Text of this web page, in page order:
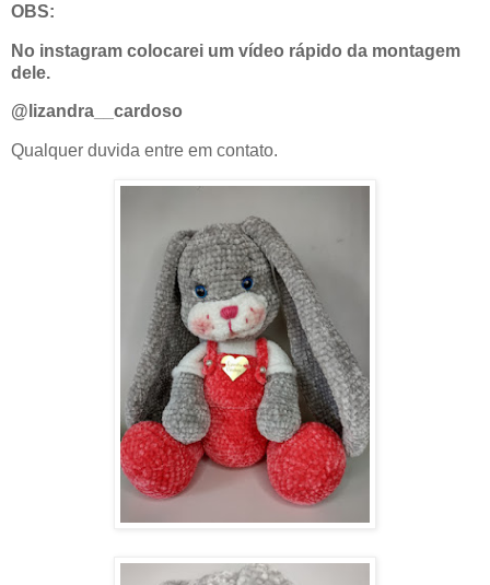
OBS:
No instagram colocarei um vídeo rápido da montagem
dele.
@lizandra__cardoso
Qualquer duvida entre em contato.